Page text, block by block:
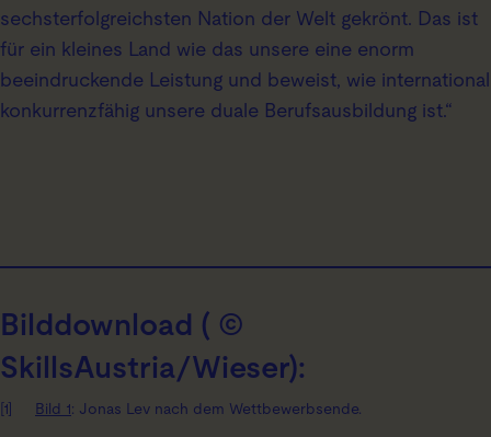
sechsterfolgreichsten Nation der Welt gekrönt. Das ist
für ein kleines Land wie das unsere eine enorm
beeindruckende Leistung und beweist, wie international
konkurrenzfähig unsere duale Berufsausbildung ist.“
Bilddownload ( ©
SkillsAustria/Wieser):
Bild 1: Jonas Lev nach dem Wettbewerbsende.